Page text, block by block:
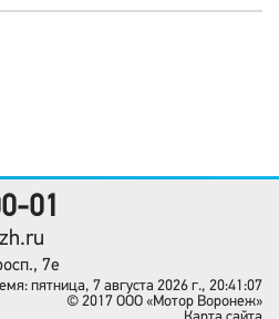
01
7е
пятница, 7 августа 2026 г., 20:41:07
© 2017 OOO «Мотор Воронеж»